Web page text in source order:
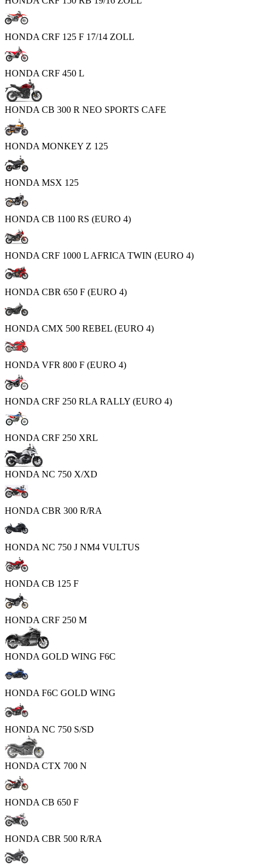
HONDA CRF 125 F 17/14 ZOLL
HONDA CRF 450 L
HONDA CB 300 R NEO SPORTS CAFE
HONDA MONKEY Z 125
HONDA MSX 125
HONDA CB 1100 RS (EURO 4)
HONDA CRF 1000 L AFRICA TWIN (EURO 4)
HONDA CBR 650 F (EURO 4)
HONDA CMX 500 REBEL (EURO 4)
HONDA VFR 800 F (EURO 4)
HONDA CRF 250 RLA RALLY (EURO 4)
HONDA CRF 250 XRL
HONDA NC 750 X/XD
HONDA CBR 300 R/RA
HONDA NC 750 J NM4 VULTUS
HONDA CB 125 F
HONDA CRF 250 M
HONDA GOLD WING F6C
HONDA F6C GOLD WING
HONDA NC 750 S/SD
HONDA CTX 700 N
HONDA CB 650 F
HONDA CBR 500 R/RA